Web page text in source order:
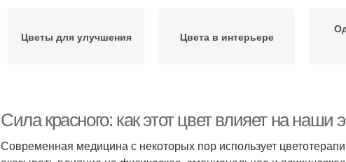
Цветы для улучшения Цвета в интерьере
культурах
Сила красного: как этот цвет влияет на
Современная медицина с некоторых пор использует